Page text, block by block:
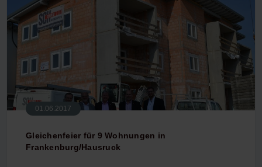
01.06.2017
Gleichenfeier für 9 Wohnungen in
Frankenburg/Hausruck